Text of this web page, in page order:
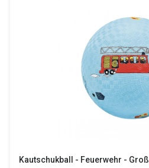
Kautschukball - Feuerwehr - Groß